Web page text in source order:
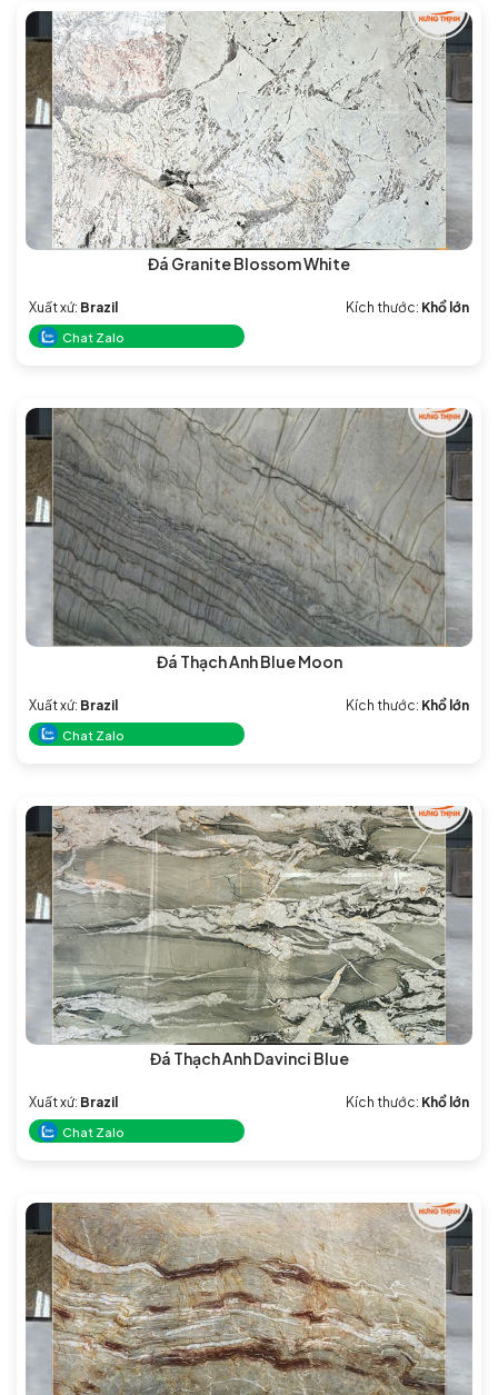
Đá Granite Blossom White
Xuất xứ: Brazil Kích thước: Khổ lớn
Chat Zalo
Đá Thạch Anh Blue Moon
Xuất xứ: Brazil Kích thước: Khổ lớn
Chat Zalo
Đá Thạch Anh Davinci Blue
Xuất xứ: Brazil Kích thước: Khổ lớn
Chat Zalo